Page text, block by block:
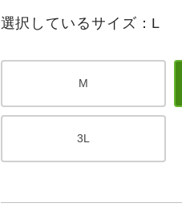
選択しているサイズ：L
M
3L